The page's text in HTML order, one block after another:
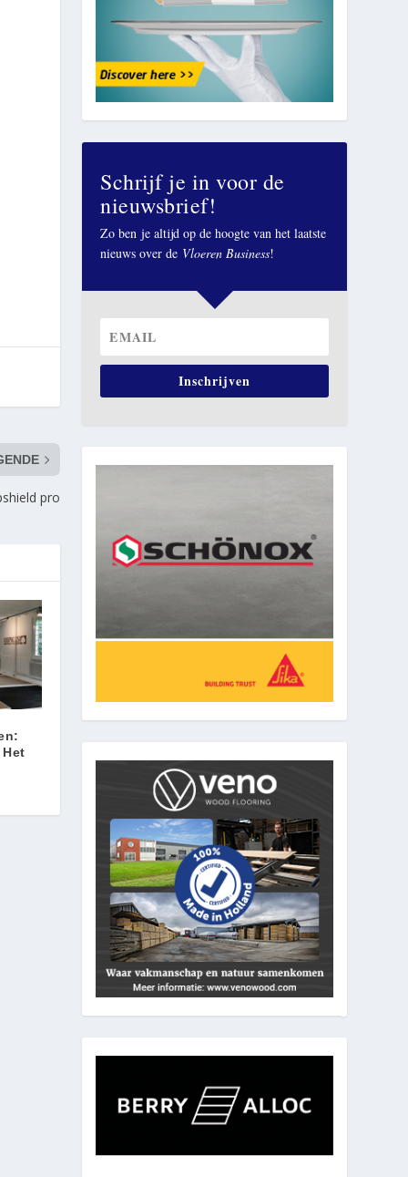
pro
Schrijf je in voor de
nieuwsbrief!
Zo ben je altijd op de hoogte van het laatste
nieuws over de Vloeren Business!
Inschrijven